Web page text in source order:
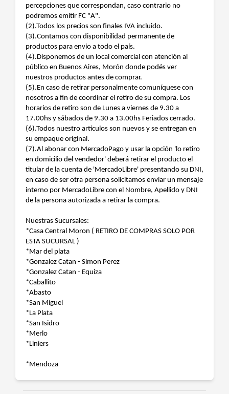
percepciones que correspondan, caso contrario no
podremos emitir FC "A".
(2).Todos los precios son finales IVA incluido.
(3).Contamos con disponibilidad permanente de
productos para envio a todo el país.
(4).Disponemos de un local comercial con atención al
público en Buenos Aires, Morón donde podés ver
nuestros productos antes de comprar.
(5).En caso de retirar personalmente comuníquese con
nosotros a fin de coordinar el retiro de su compra. Los
horarios de retiro son de Lunes a viernes de 9.30 a
17.00hs y sábados de 9.30 a 13.00hs Feriados cerrado.
(6).Todos nuestro artículos son nuevos y se entregan en
su empaque original.
(7).Al abonar con MercadoPago y usar la opción 'lo retiro
en domicilio del vendedor' deberá retirar el producto el
titular de la cuenta de 'MercadoLibre' presentando su DNI,
en caso de ser otra persona solicitamos enviar un mensaje
interno por MercadoLibre con el Nombre, Apellido y DNI
de la persona autorizada a retirar la compra.
Nuestras Sucursales:
*Casa Central Moron ( RETIRO DE COMPRAS SOLO POR
ESTA SUCURSAL )
*Mar del plata
*Gonzalez Catan - Simon Perez
*Gonzalez Catan - Equiza
*Caballito
*Abasto
*San Miguel
*La Plata
*San Isidro
*Merlo
*Liniers
*Mendoza